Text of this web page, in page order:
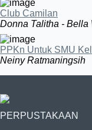
Club Camilan
Donna Talitha - Bella
PPKn Untuk SMU
Neiny Ratmaningsih
PERPUSTAKAAN